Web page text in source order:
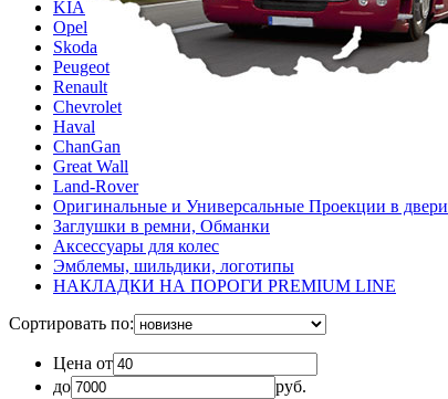
KIA
Opel
Skoda
Peugeot
Renault
Chevrolet
Haval
ChanGan
Great Wall
Land-Rover
Оригинальные и Универсальные Проекции в двери
Заглушки в ремни, Обманки
Аксессуары для колес
Эмблемы, шильдики, логотипы
НАКЛАДКИ НА ПОРОГИ PREMIUM LINE
Сортировать по:
Цена от
до
руб.